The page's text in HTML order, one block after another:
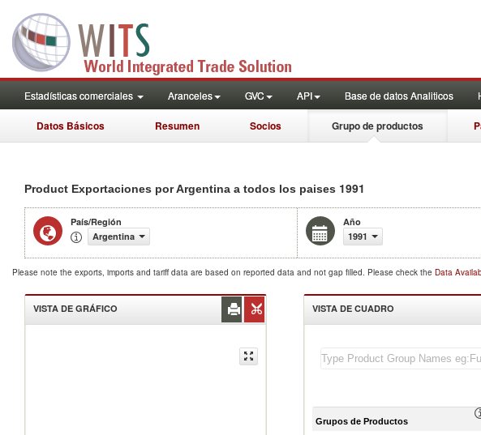
Estadísticas comerciales Aranceles GVC API Base de datos Analiticos
Datos Básicos Resumen Socios Grupo de productos
Product Exportaciones por Argentina a todos los paises 1991
País/Región
Argentina
Año
1991
Please note the exports, imports and tariff data are based on reported data and not gap filled. Please check the Data
VISTA DE GRÁFICO VISTA DE CUADRO
Grupos de Productos